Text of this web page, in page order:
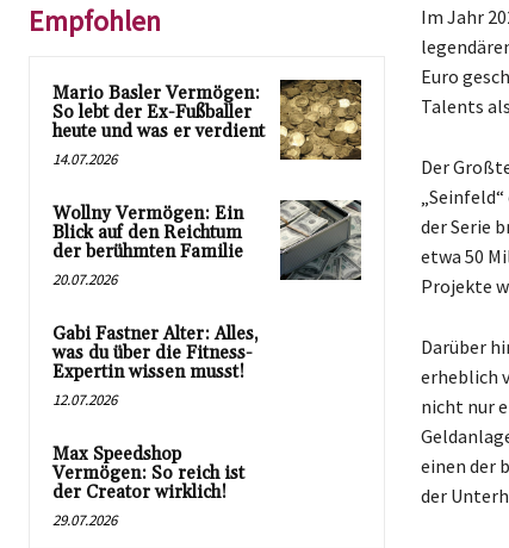
Empfohlen
Mario Basler Vermögen:
So lebt der Ex-Fußballer
heute und was er verdient
14.07.2026
Wollny Vermögen: Ein
Blick auf den Reichtum
der berühmten Familie
20.07.2026
Gabi Fastner Alter: Alles,
was du über die Fitness-
Expertin wissen musst!
12.07.2026
Max Speedshop
Vermögen: So reich ist
der Creator wirklich!
29.07.2026
Im Jahr
Euro
Talents
Der
der Serie
etwa 50
Projekte
Darüber
erheblich
nicht nur
einen der
der